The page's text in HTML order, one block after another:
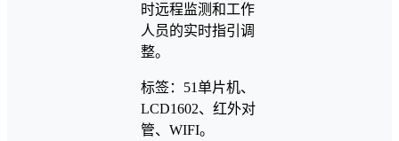
时远程监测和工作
人员的实时指引调
整。
标签：51单片机、
LCD1602、红外对
管、WIFI。